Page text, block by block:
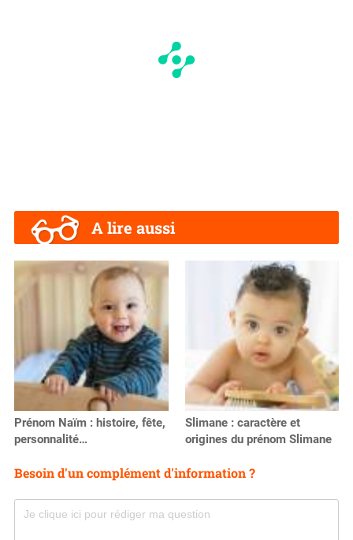
A lire aussi
Prénom Naïm : histoire, fête,
personnalité…
Slimane : caractère et
origines du prénom Slimane
Besoin d'un complément d'information ?